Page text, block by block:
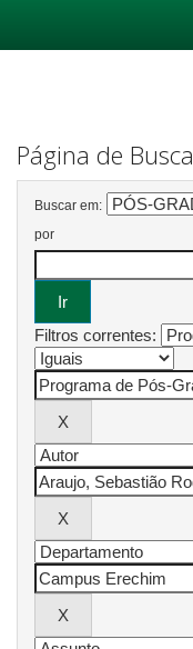
Página de Busca
Buscar em:
por
Filtros correntes: